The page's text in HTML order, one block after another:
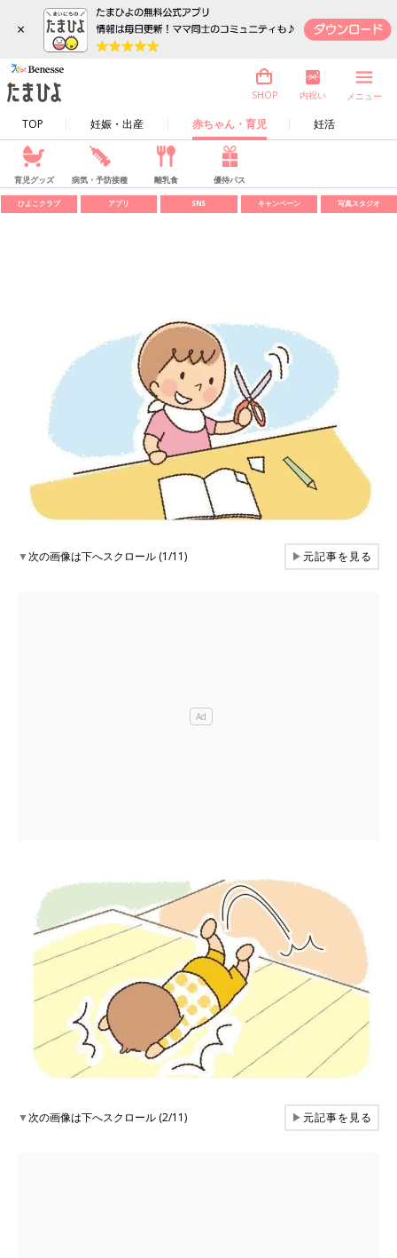
×
TOP 妊娠・出産 赤ちゃん・育児 妊活
SHOP 内祝い メニュー
育児グッズ 病気・予防接種 離乳食 優待パス
ひよこクラブ アプリ SNS キャンペーン 写真スタジオ
▼次の画像は下へスクロール (1/11) ▶元記事を見る
▼次の画像は下へスクロール (2/11) ▶元記事を見る